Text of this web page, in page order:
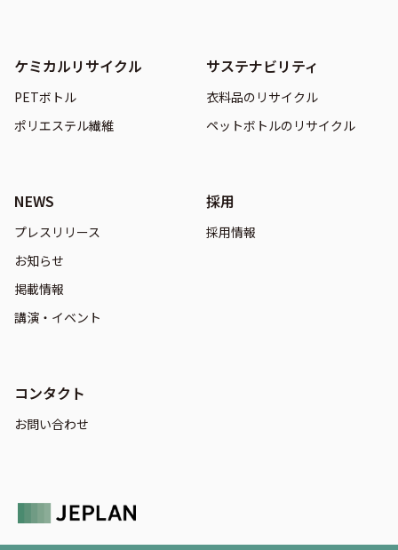
ケミカルリサイクル
PETボトル
ポリエステル繊維
サステナビリティ
衣料品のリサイクル
ペットボトルのリサイクル
NEWS
プレスリリース
お知らせ
掲載情報
講演・イベント
採用
採用情報
コンタクト
お問い合わせ